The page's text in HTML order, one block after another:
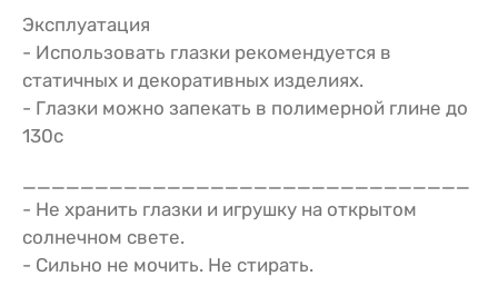
Эксплуатация
- Использовать глазки рекомендуется в
статичных и декоративных изделиях.
- Глазки можно запекать в полимерной глине до
130с
- Не хранить глазки и игрушку на открытом
солнечном свете.
- Сильно не мочить. Не стирать.